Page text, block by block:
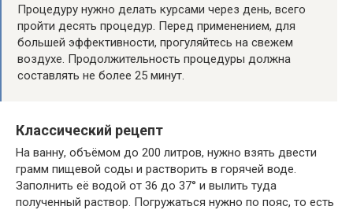
Процедуру нужно делать курсами через день, всего
пройти десять процедур. Перед применением, для
большей эффективности, прогуляйтесь на свежем
воздухе. Продолжительность процедуры должна
составлять не более 25 минут.
Классический рецепт
На ванну, объёмом до 200 литров, нужно взять двести
грамм пищевой соды и растворить в горячей воде.
Заполнить её водой от 36 до 37° и вылить туда
полученный раствор. Погружаться нужно по пояс, то есть